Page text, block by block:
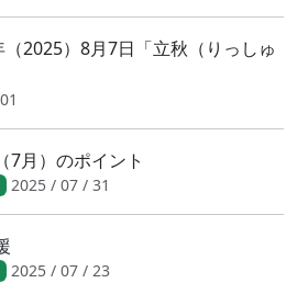
2025）8月7日「立秋（りっしゅ
7月）のポイント
2025 / 07 / 31
2025 / 07 / 23